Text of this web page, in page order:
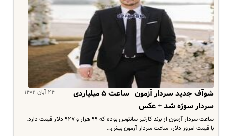
۲۴ آبان ۱۴۰۲
شوآف جدید سردار آزمون | ساعت ۵ میلیاردی
سردار سوژه شد + عکس
ساعت سردار آزمون از برند کارتیر سانتوس بوده که ۹۹ هزار و ۹۲۷ دلار قیمت دارد.
با قیمت امروز دلار، ساعت سردار آزمون بیش…